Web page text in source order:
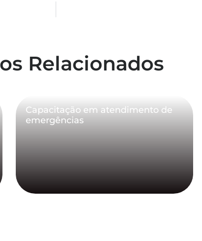
Relacionados
Capacitação em atendimento de
emergências